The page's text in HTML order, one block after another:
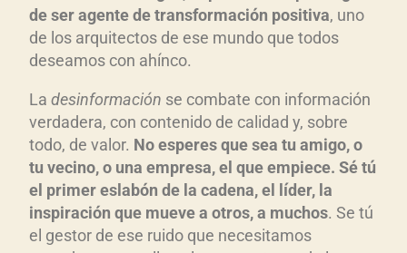
de ser agente de transformación positiva, uno
de los arquitectos de ese mundo que todos
deseamos con ahínco.
La desinformación se combate con información
verdadera, con contenido de calidad y, sobre
todo, de valor. No esperes que sea tu amigo, o
tu vecino, o una empresa, el que empiece. Sé tú
el primer eslabón de la cadena, el líder, la
inspiración que mueve a otros, a muchos. Se tú
el gestor de ese ruido que necesitamos